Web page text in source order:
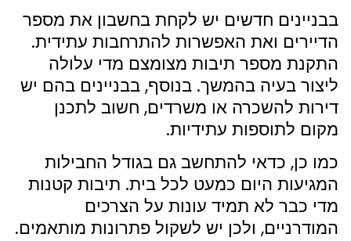
בבניינים חדשים יש לקחת בחשבון את מספר
הדיירים ואת האפשרות להתרחבות עתידית.
התקנת מספר תיבות מצומצם מדי עלולה
ליצור בעיה בהמשך. בנוסף, בבניינים בהם יש
דירות להשכרה או משרדים, חשוב לתכנן
מקום לתוספות עתידיות.
כמו כן, כדאי להתחשב גם בגודל החבילות
המגיעות היום כמעט לכל בית. תיבות קטנות
מדי כבר לא תמיד עונות על הצרכים
המודרניים, ולכן יש לשקול פתרונות מותאמים.